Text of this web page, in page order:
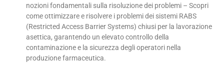
nozioni fondamentali sulla risoluzione dei problemi – Scopri
come ottimizzare e risolvere i problemi dei sistemi RABS
(Restricted Access Barrier Systems) chiusi per la lavorazione
asettica, garantendo un elevato controllo della
contaminazione e la sicurezza degli operatori nella
produzione farmaceutica.